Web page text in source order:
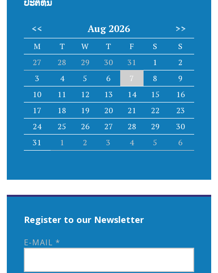
ປະຕິທິນ
<< Aug 2026 >>
M T W T F S
S
27
28 29 30 31 1
2
3
4 5 6 7 8
9
10
11 12 13 14 15
16
17
18 19 20 21 22
23
24
25 26 27 28 29
30
31
1 2 3 4 5 6
Register to our Newsletter
E-MAIL *